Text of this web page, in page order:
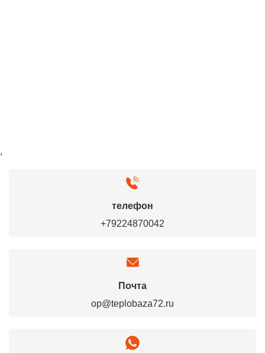
,
телефон
+79224870042
Почта
op@teplobaza72.ru